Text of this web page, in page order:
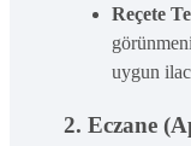
Reçete
uygun
2. Eczane